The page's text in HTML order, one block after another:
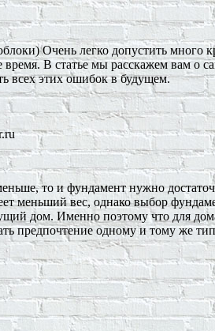
Очень легко допустить много
В статье мы расскажем вам о
всех этих ошибок в будущем.
то и фундамент нужно
меньший вес, однако выбор
дом. Именно поэтому что для
предпочтение одному и тому же